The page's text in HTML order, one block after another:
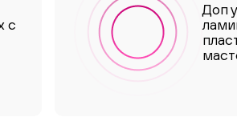
с
Доп